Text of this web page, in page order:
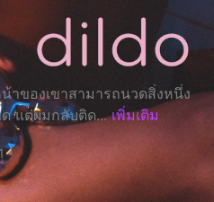
าของเขาสามารถนวดสิ่งหนึ่ง
แต่ผมกลับติด... เพิ่มเติม